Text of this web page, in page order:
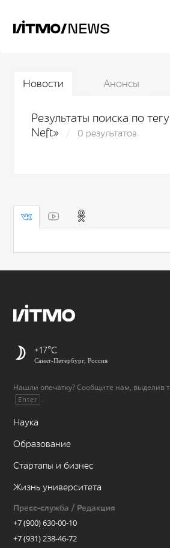
Новости Анонсы
Результаты поиска по
Neft»
0 результатов
+17
Санкт-Петербург, Россия
Нашли опечатку? Сообщите нам, выделив
Enter .
Наука
Образование
Стартапы и бизнес
Жизнь университета
Пресс-служба / Редакция
+7 (900) 630-00-10
+7 (931) 238-46-72